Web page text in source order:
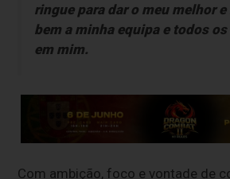
ringue para dar o meu melhor
bem a minha equipa e todos
em mim.
Com ambição, foco e vontade de